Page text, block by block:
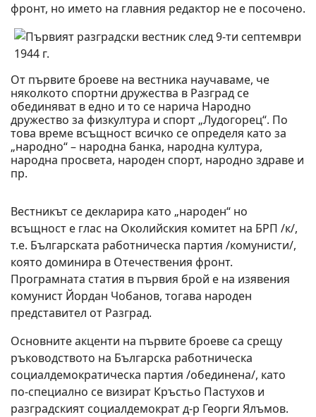
фронт, но името на главния редактор не е посочено.
От първите броеве на вестника научаваме, че
няколкото спортни дружества в Разград се
обединяват в едно и то се нарича Народно
дружество за физкултура и спорт „Лудогорец“. По
това време всъщност всичко се определя като за
„народно“ – народна банка, народна култура,
народна просвета, народен спорт, народно здраве и
пр.
Вестникът се декларира като „народен“ но
всъщност е глас на Околийския комитет на БРП /к/,
т.е. Българската работническа партия /комунисти/,
която доминира в Отечествения фронт.
Програмната статия в първия брой е на изявения
комунист Йордан Чобанов, тогава народен
представител от Разград.
Основните акценти на първите броеве са срещу
ръководството на Българска работническа
социалдемократическа партия /обединена/, като
по-специално се визират Кръстьо Пастухов и
разградският социалдемократ д-р Георги Ялъмов.